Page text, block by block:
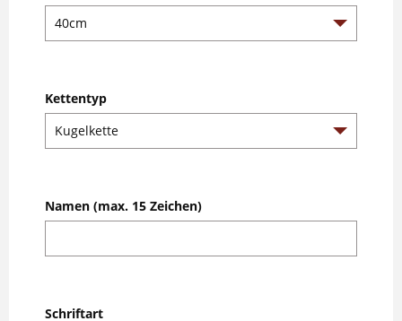
Kettentyp
Namen (max. 15 Zeichen)
Schriftart